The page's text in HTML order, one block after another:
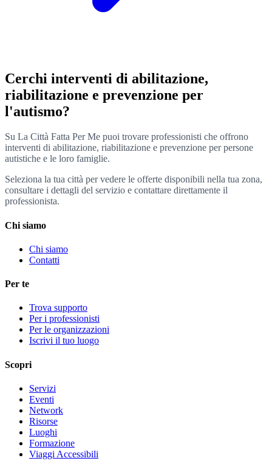
Cerchi interventi di abilitazione,
riabilitazione e prevenzione per
l'autismo?
Su La Città Fatta Per Me puoi trovare professionisti che offrono
interventi di abilitazione, riabilitazione e prevenzione per persone
autistiche e le loro famiglie.
Seleziona la tua città per vedere le offerte disponibili nella tua zona,
consultare i dettagli del servizio e contattare direttamente il
professionista.
Chi siamo
Chi siamo
Contatti
Per te
Trova supporto
Per i professionisti
Per le organizzazioni
Iscrivi il tuo luogo
Scopri
Servizi
Eventi
Network
Risorse
Luoghi
Formazione
Viaggi Accessibili